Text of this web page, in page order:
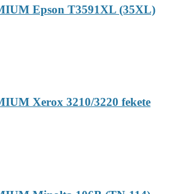
Epson T3591XL (35XL)
Xerox 3210/3220 fekete